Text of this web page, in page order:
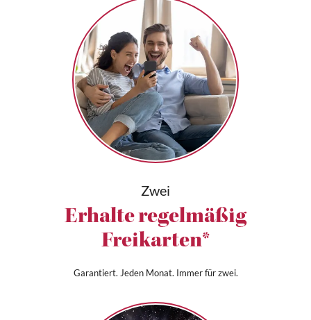
Zwei
Erhalte regelmäßig
Freikarten*
Garantiert. Jeden Monat. Immer für zwei.